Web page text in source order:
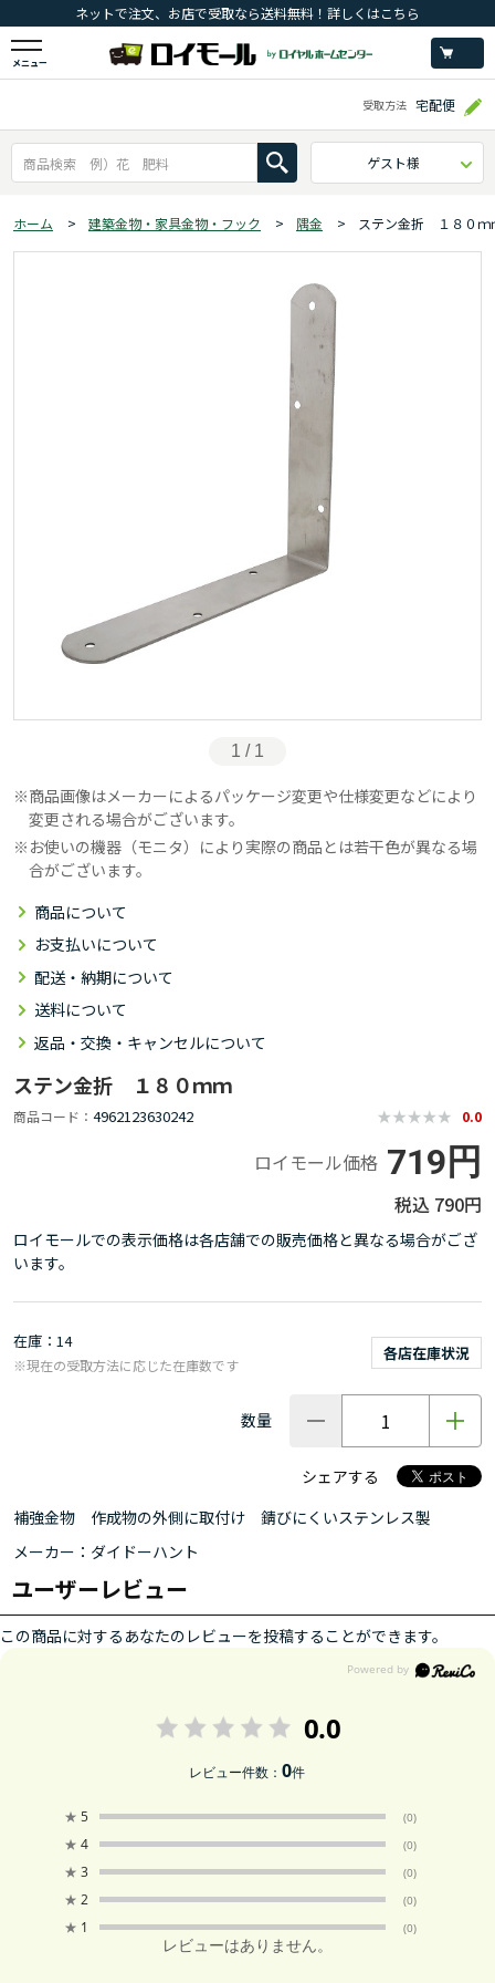
ネットで注文、お店で受取なら送料無料！詳しくはこちら
メニュー
受取方法 宅配便
ゲスト様
ホーム > 建築金物・家具金物・フック > 隅金 > ステン金折 １８０ｍ
1 / 1
商品画像はメーカーによるパッケージ変更や仕様変更などにより
変更される場合がございます。
お使いの機器（モニタ）により実際の商品とは若干色が異なる場
合がございます。
商品について
お支払いについて
配送・納期について
送料について
返品・交換・キャンセルについて
ステン金折 １８０ｍｍ
商品コード 4962123630242 0.0
ロイモール価格 719円
790円
ロイモールでの表示価格は各店舗での販売価格と異なる場合がござ
います。
在庫 14
各店在庫状況
※現在の受取方法に応じた在庫数です
数量
シェアする
補強金物 作成物の外側に取付け 錆びにくいステンレス製
メーカー：ダイドーハント
ユーザーレビュー
この商品に対するあなたのレビューを投稿することができます。
0.0
レビュー件数：0件
★ 5 (0)
★ 4 (0)
★ 3 (0)
★ 2 (0)
★ 1 (0)
レビューはありません。